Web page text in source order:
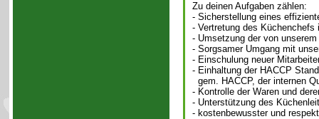
Zu deinen Aufgaben zählen:
- Sicherstellung eines
- Vertretung des Küchenchefs
- Umsetzung der von
- Sorgsamer Umgang mit
- Einschulung neuer
- Einhaltung der HACCP
gem. HACCP, der internen
- Kontrolle der Waren und
- Unterstützung des
- kostenbewusster und